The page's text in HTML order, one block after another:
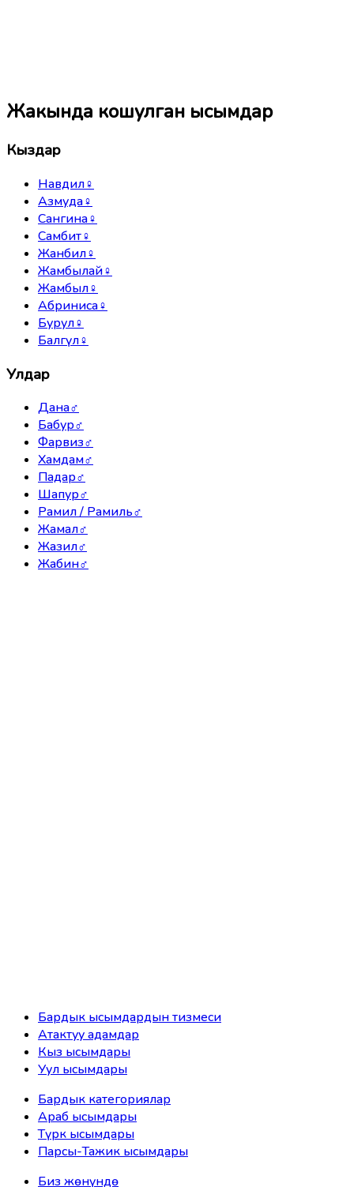
Жакында кошулган ысымдар
Кыздар
Навдил♀
Азмуда♀
Сангина♀
Самбит♀
Жанбил♀
Жамбылай♀
Жамбыл♀
Абриниса♀
Бурул♀
Балгүл♀
Улдар
Дана♂
Бабур♂
Фарвиз♂
Хамдам♂
Падар♂
Шапур♂
Рамил / Рамиль♂
Жамал♂
Жазил♂
Жабин♂
Бардык ысымдардын тизмеси
Атактуу адамдар
Кыз ысымдары
Уул ысымдары
Бардык категориялар
Араб ысымдары
Түрк ысымдары
Парсы-Тажик ысымдары
Биз жөнүндө